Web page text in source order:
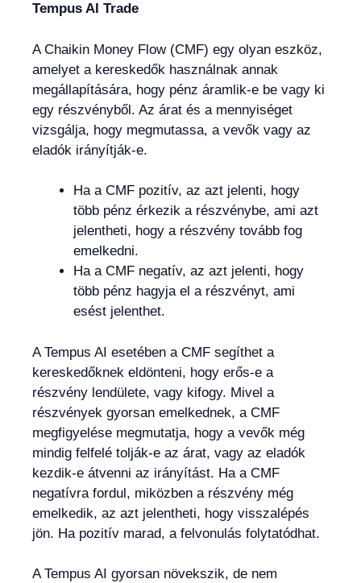
Tempus AI Trade
A Chaikin Money Flow (CMF) egy olyan eszköz,
amelyet a kereskedők használnak annak
megállapítására, hogy pénz áramlik-e be vagy ki
egy részvényből. Az árat és a mennyiséget
vizsgálja, hogy megmutassa, a vevők vagy az
eladók irányítják-e.
Ha a CMF pozitív, az azt jelenti, hogy
több pénz érkezik a részvénybe, ami azt
jelentheti, hogy a részvény tovább fog
emelkedni.
Ha a CMF negatív, az azt jelenti, hogy
több pénz hagyja el a részvényt, ami
esést jelenthet.
A Tempus AI esetében a CMF segíthet a
kereskedőknek eldönteni, hogy erős-e a
részvény lendülete, vagy kifogy. Mivel a
részvények gyorsan emelkednek, a CMF
megfigyelése megmutatja, hogy a vevők még
mindig felfelé tolják-e az árat, vagy az eladók
kezdik-e átvenni az irányítást. Ha a CMF
negatívra fordul, miközben a részvény még
emelkedik, az azt jelentheti, hogy visszalépés
jön. Ha pozitív marad, a felvonulás folytatódhat.
A Tempus AI gyorsan növekszik, de nem